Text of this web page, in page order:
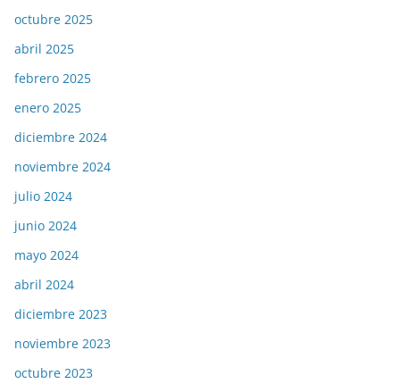
octubre 2025
abril 2025
febrero 2025
enero 2025
diciembre 2024
noviembre 2024
julio 2024
junio 2024
mayo 2024
abril 2024
diciembre 2023
noviembre 2023
octubre 2023